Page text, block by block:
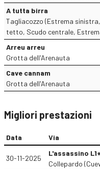
A tutta birra
Tagliacozzo (Estrema
tetto, Scudo centrale,
Arreu arreu
Grotta dell'Arenauta
Cave cannam
Grotta dell'Arenauta
Migliori prestazioni
Data Via
30-11-2025
L'assassino
Collepardo